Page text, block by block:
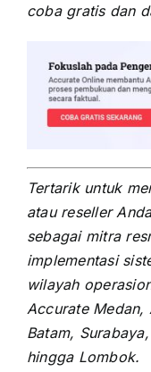
coba gratis dan
Tertarik untuk
atau reseller
sebagai mitra
implementasi
wilayah
Accurate Medan,
Batam, Surabaya
hingga Lombok.